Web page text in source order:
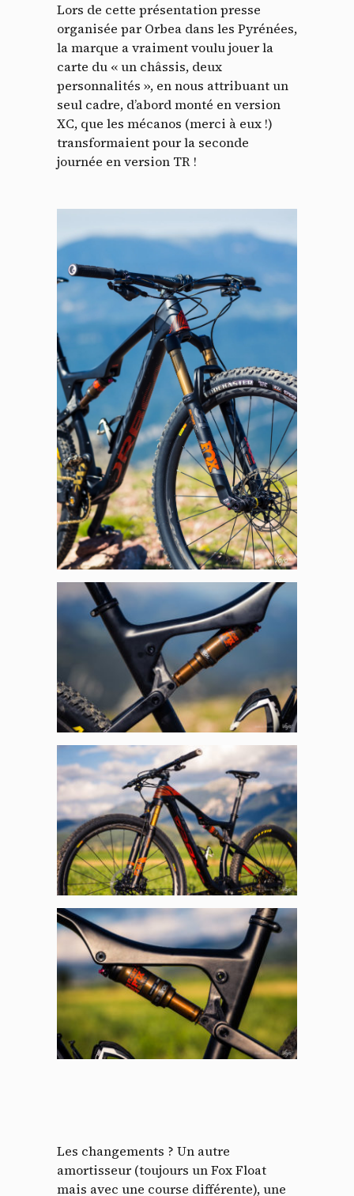
Lors de cette présentation presse
organisée par Orbea dans les Pyrénées,
la marque a vraiment voulu jouer la
carte du « un châssis, deux
personnalités », en nous attribuant un
seul cadre, d’abord monté en version
XC, que les mécanos (merci à eux !)
transformaient pour la seconde
journée en version TR !
Les changements ? Un autre
amortisseur (toujours un Fox Float
mais avec une course différente), une